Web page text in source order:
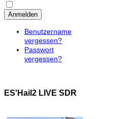
Anmelden
Benutzername
vergessen?
Passwort
vergessen?
ES'Hail2 LIVE SDR